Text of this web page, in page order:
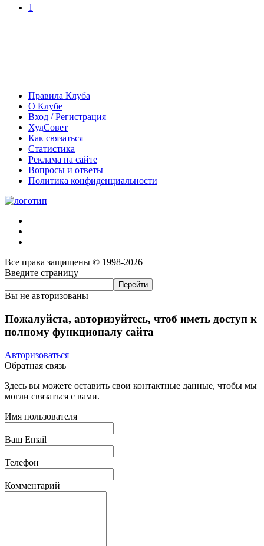
1
Правила Клуба
О Клубе
Вход / Регистрация
ХудСовет
Как связаться
Статистика
Реклама на сайте
Вопросы и ответы
Политика конфиденциальности
Все права защищены © 1998-2026
Введите страницу
Вы не авторизованы
Пожалуйста, авторизуйтесь, чтоб иметь доступ к
полному функционалу сайта
Авторизоваться
Обратная связь
Здесь вы можете оставить свои контактные данные, чтобы мы
могли связаться с вами.
Имя пользователя
Ваш Email
Телефон
Комментарий